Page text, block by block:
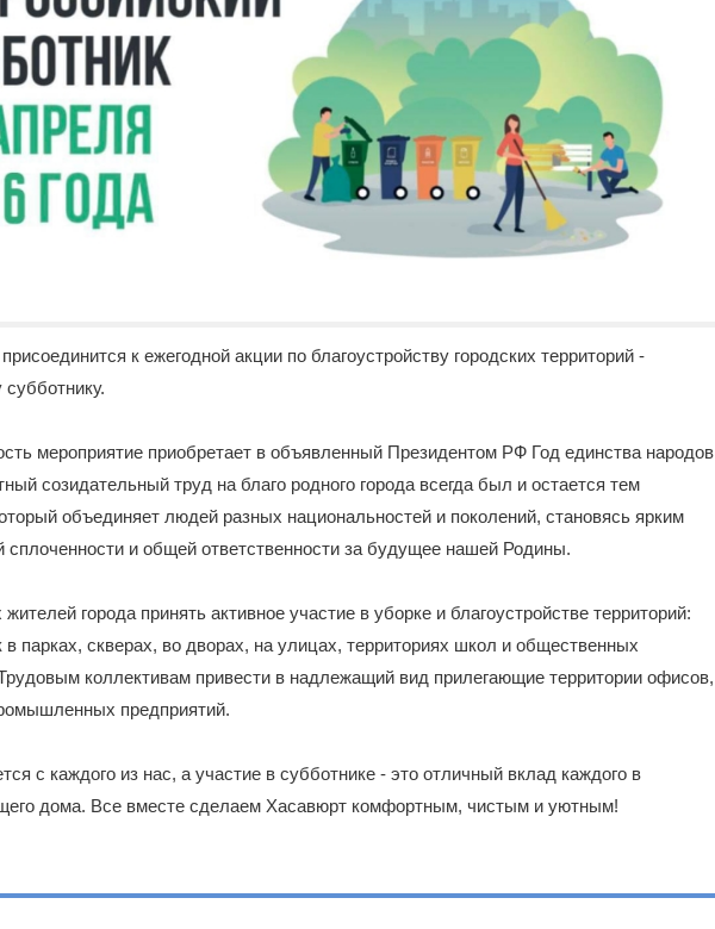
к ежегодной акции по благоустройству городских территорий -
мероприятие приобретает в объявленный Президентом РФ Год единства народов
созидательный труд на благо родного города всегда был и остается тем
объединяет людей разных национальностей и поколений, становясь ярким
и общей ответственности за будущее нашей Родины.
города принять активное участие в уборке и благоустройстве территорий:
в парках, скверах, во дворах, на улицах, территориях школ и общественных
коллективам привести в надлежащий вид прилегающие территории офисов,
предприятий.
с каждого из нас, а участие в субботнике - это отличный вклад каждого в
дома. Все вместе сделаем Хасавюрт комфортным, чистым и уютным!